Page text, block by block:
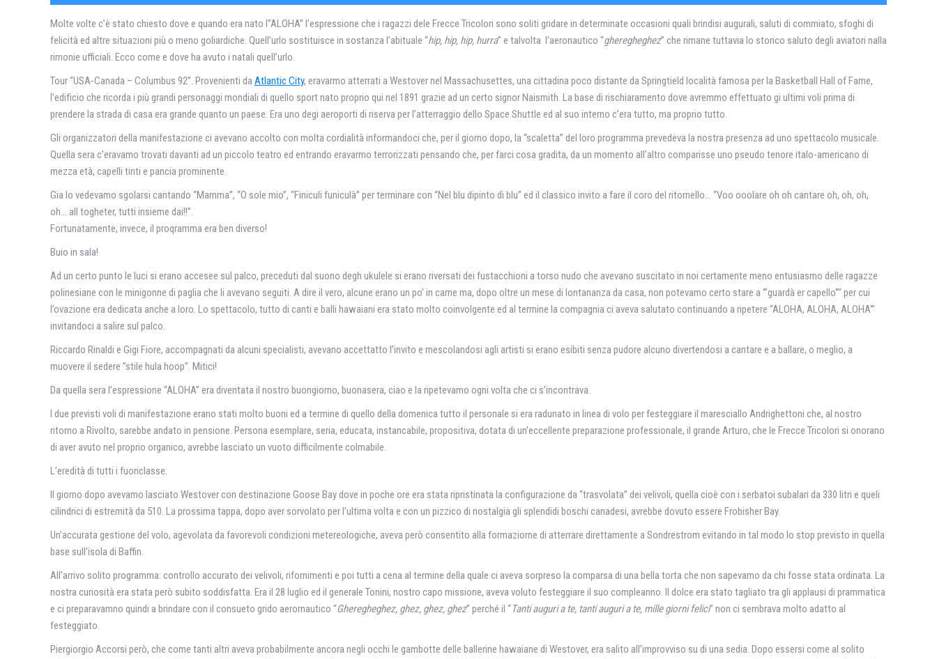
Molte volte c’è stato chiesto dove e quando era nato l”ALOHA” l’espressione che i ragazzi dele Frecce Tricolori sono soliti gridare in determinate occasioni quali brindisi augurali, saluti di commiato, sfoghi di
felicità ed altre situazioni più o meno goliardiche. Quell’urlo sostituisce in sostanza l’abituale “hip, hip, hip, hurra” e talvolta l’aeronautico “gheregheghez” che rimane tuttavia lo storico saluto degli aviatori nalla
rimonie ufficiali. Ecco come e dove ha avuto i natali quell’urlo.
Tour “USA-Canada – Columbus 92”. Provenienti da Atlantic City, eravarmo atterrati a Westover nel Massachusettes, una cittadina poco distante da Springtield località famosa per la Basketball Hall of Fame,
l’edificio che ricorda i più grandi personaggi mondiali di quello sport nato proprio qui nel 1891 grazie ad un certo signor Naismith. La base di rischiaramento dove avremmo effettuato gi ultimi voli prima di
prendere la strada di casa era grande quanto un paese. Era uno degi aeroporti di riserva per l’atterraggio dello Space Shuttle ed al suo interno c’era tutto, ma proprio tutto.
Gli organizzatori della manifestazione ci avevano accolto con molta cordialità informandoci che, per il giorno dopo, la “scaletta” del loro programma prevedeva la nostra presenza ad uno spettacolo musicale.
Quella sera c’eravamo trovati davanti ad un piccolo teatro ed entrando eravarmo terrorizzati pensando che, per farci cosa gradita, da un momento all’altro comparisse uno pseudo tenore italo-americano di
mezza età, capelli tinti e pancia prominente.
Gia lo vedevamo sgolarsi cantando “Mamma”, “O sole mio”, “Finiculi funiculà” per terminare con “Nel blu dipinto di blu” ed il classico invito a fare il coro del ritornello… “Voo ooolare oh oh cantare oh, oh, oh,
oh… all togheter, tutti insieme dai!!”.
Fortunatamente, invece, il proqramma era ben diverso!
Buio in sala!
Ad un certo punto le luci si erano accesee sul palco, preceduti dal suono degh ukulele si erano riversati dei fustacchioni a torso nudo che avevano suscitato in noi certamente meno entusiasmo delle ragazze
polinesiane con le minigonne di paglia che li avevano seguiti. A dire il vero, alcune erano un po’ in carne ma, dopo oltre un mese di lontananza da casa, non potevamo certo stare a ‘”guardà er capello'”‘ per cui
l’ovazione era dedicata anche a loro. Lo spettacolo, tutto di canti e balli hawaiani era stato molto coinvolgente ed al termine la compagnia ci aveva salutato continuando a ripetere “ALOHA, ALOHA, ALOHA'”
invitandoci a salire sul palco.
Riccardo Rinaldi e Gigi Fiore, accompagnati da alcuni specialisti, avevano accettatto l’invito e mescolandosi agli artisti si erano esibiti senza pudore alcuno divertendosi a cantare e a ballare, o meglio, a
muovere il sedere ”stile hula hoop”. Mitici!
Da quella sera l’espressione “ALOHA” era diventata il nostro buongiorno, buonasera, ciao e la ripetevamo ogni volta che ci s’incontrava.
I due previsti voli di manifestazione erano stati molto buoni ed a termine di quello della domenica tutto il personale si era radunato in linea di volo per festeggiare il maresciallo Andrighettoni che, al nostro
ritorno a Rivolto, sarebbe andato in pensione. Persona esemplare, seria, educata, instancabile, propositiva, dotata di un’eccellente preparazione professionale, il grande Arturo, che le Frecce Tricolori si onorano
di aver avuto nel proprio organico, avrebbe lasciato un vuoto difficilmente colmabile.
L’eredità di tutti i fuoriclasse.
Il giorno dopo avevamo lasciato Westover con destinazione Goose Bay dove in poche ore era stata ripristinata la configurazione da “trasvolata” dei velivoli, quella cioè con i serbatoi subalari da 330 litri e queli
cilindrici di estremità da 510. La prossima tappa, dopo aver sorvolato per l’ultima volta e con un pizzico di nostalgia gli splendidi boschi canadesi, avrebbe dovuto essere Frobisher Bay.
Un’accurata gestione del volo, agevolata da favorevoli condizioni metereologiche, aveva però consentito alla formaziorne di atterrare direttamente a Sondrestrom evitando in tal modo lo stop previsto in quella
base sull’isola di Baffin.
All’arrivo solito programma: controllo accurato dei velivoli, rifornimenti e poi tutti a cena al termine della quale ci aveva sorpreso la comparsa di una bella torta che non sapevamo da chi fosse stata ordinata. La
nostra curiosità era stata però subito soddisfatta. Era il 28 luglio ed il generale Tonini, nostro capo missione, aveva voluto festeggiare il suo compleanno. Il dolce era stato tagliato tra gli applausi di prammatica
e ci preparavamno quindi a brindare con il consueto grido aerornautico “Gheregheghez, ghez, ghez, ghez” perché il “Tanti auguri a te, tanti auguri a te, mille giorni felici” non ci sembrava molto adatto al
festeggiato.
Piergiorgio Accorsi però, che come tanti altri aveva probabilmente ancora negli occhi le gambotte delle ballerine hawaiane di Westover, era salito all’improvviso su di una sedia. Dopo essersi come al solito